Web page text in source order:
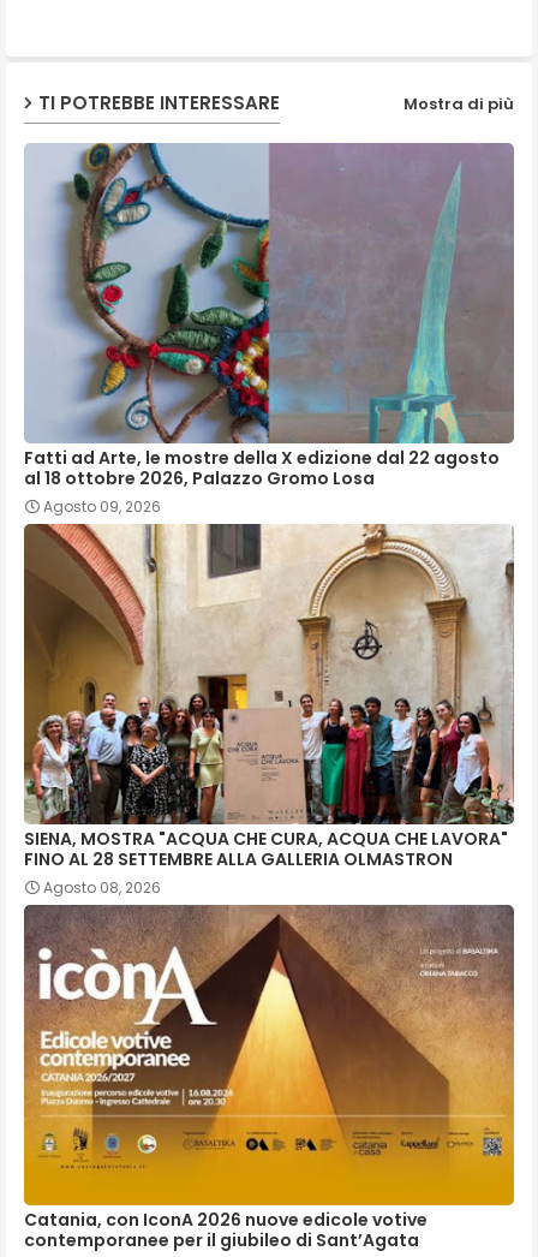
TI POTREBBE INTERESSARE Mostra di più
Fatti ad Arte, le mostre della X edizione dal 22 agosto
al 18 ottobre 2026, Palazzo Gromo Losa
Agosto 09, 2026
SIENA, MOSTRA "ACQUA CHE CURA, ACQUA CHE LAVORA"
FINO AL 28 SETTEMBRE ALLA GALLERIA OLMASTRON
Agosto 08, 2026
Catania, con IconA 2026 nuove edicole votive
contemporanee per il giubileo di Sant’Agata